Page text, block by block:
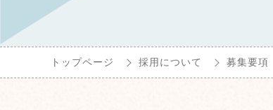
トップページ 採用について 募集要項